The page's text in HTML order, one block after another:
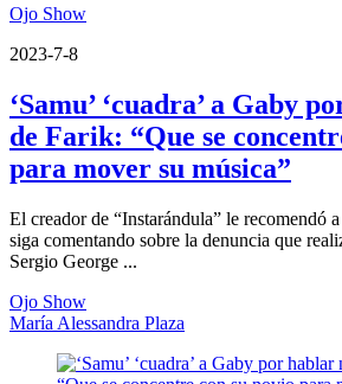
Ojo Show
2023-7-8
‘Samu’ ‘cuadra’ a Gaby
de Farik: “Que se
para mover su música”
El creador de “Instarándula” le recomendó
siga comentando sobre la denuncia que
Sergio George ...
Ojo Show
María Alessandra Plaza